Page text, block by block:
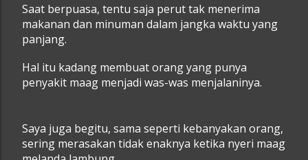
Saat berpuasa, tentu saja perut tak menerima
makanan dan minuman dalam jangka waktu yang
panjang.
Hal itu kadang membuat orang yang punya
penyakit maag menjadi was-was menjalaninya.
Saya juga begitu, sama seperti kebanyakan orang,
sering merasakan tidak enaknya ketika nyeri maag